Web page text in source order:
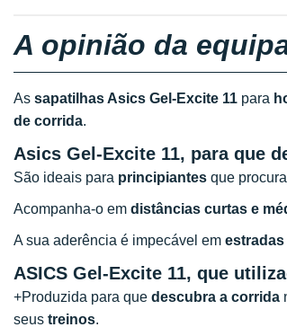
A opinião da
As sapatilhas Asics Gel-Excite 11 para
de corrida.
Asics Gel-Excite 11, para que
São ideais para principiantes que
Acompanha-o em distâncias curtas e
A sua aderência é impecável em
ASICS Gel-Excite 11, que
+Produzida para que descubra a corrida
seus treinos.